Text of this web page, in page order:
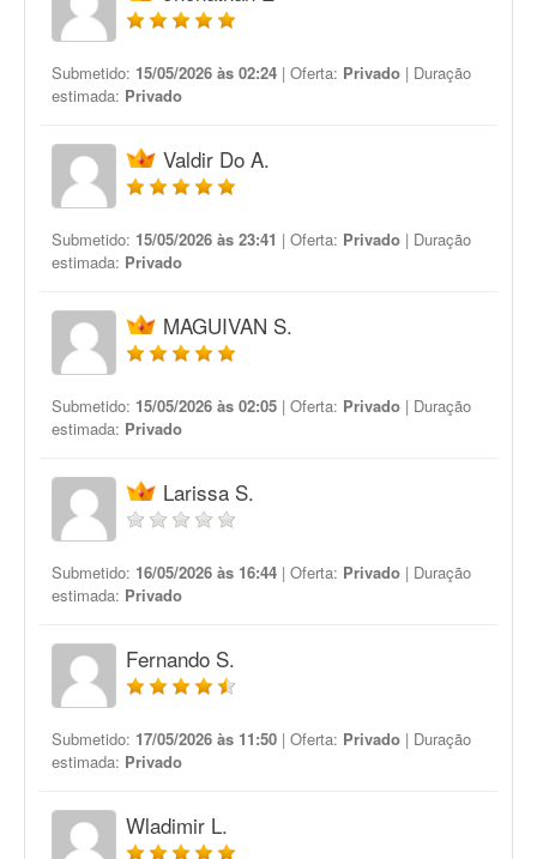
Submetido: 15/05/2026 às 02:24 | Oferta: Privado | Duração
estimada: Privado
Valdir Do A.
Submetido: 15/05/2026 às 23:41 | Oferta: Privado | Duração
estimada: Privado
MAGUIVAN S.
Submetido: 15/05/2026 às 02:05 | Oferta: Privado | Duração
estimada: Privado
Larissa S.
Submetido: 16/05/2026 às 16:44 | Oferta: Privado | Duração
estimada: Privado
Fernando S.
Submetido: 17/05/2026 às 11:50 | Oferta: Privado | Duração
estimada: Privado
Wladimir L.